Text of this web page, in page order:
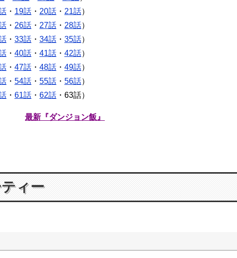
・ 19話 ・ 20話 ・ 21話）
・ 26話 ・ 27話 ・ 28話）
・ 33話 ・ 34話 ・ 35話）
・ 40話 ・ 41話 ・ 42話）
・ 47話 ・ 48話 ・ 49話）
・ 54話 ・ 55話 ・ 56話）
・ 61話 ・ 62話 ・63話）
最新『ダンジョン飯』
ィー